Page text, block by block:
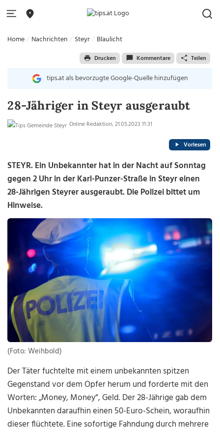
Home Nachrichten Steyr Blaulicht
Drucken Kommentare Teilen
tips.at als bevorzugte Google-Quelle hinzufügen
28-Jähriger in Steyr ausgeraubt
Online Redaktion, 21.05.2023 11:31
Vorlesen
STEYR. Ein Unbekannter hat in der Nacht auf Sonntag
gegen 2 Uhr in der Karl-Punzer-Straße in Steyr einen
28-Jährigen Steyrer ausgeraubt. Die Polizei bittet um
Hinweise.
(Foto: Weihbold)
Der Täter fuchtelte mit einem unbekannten spitzen
Gegenstand vor dem Opfer herum und forderte mit den
Worten: „Money, Money“, Geld. Der 28-Jährige gab dem
Unbekannten daraufhin einen 50-Euro-Schein, woraufhin
dieser flüchtete. Eine sofortige Fahndung durch mehrere